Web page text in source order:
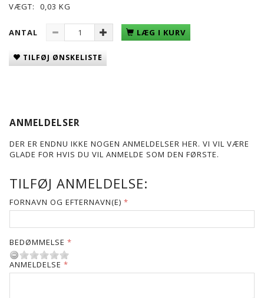
VÆGT:
0,03 KG
ANTAL LÆG I KURV
TILFØJ ØNSKELISTE
ANMELDELSER
DER ER ENDNU IKKE NOGEN ANMELDELSER HER. VI VIL VÆRE
GLADE FOR HVIS DU VIL ANMELDE SOM DEN FØRSTE.
TILFØJ ANMELDELSE:
FORNAVN OG EFTERNAVN(E)
BEDØMMELSE
ANMELDELSE